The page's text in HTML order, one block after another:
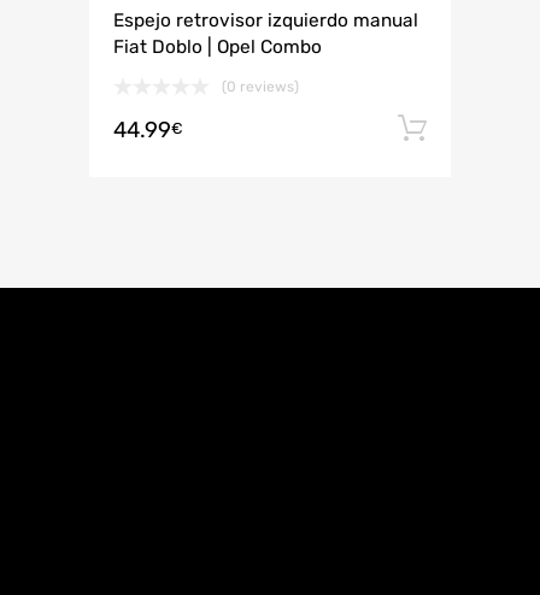
Espejo retrovisor izquierdo manual
Fiat Doblo | Opel Combo
(0 reviews)
44.99€